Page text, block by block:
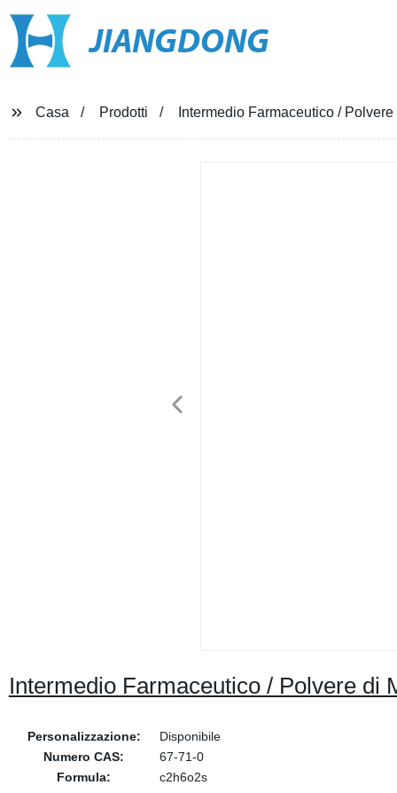
JIANGDONG
Casa Prodotti Intermedio Farmaceutico /
Intermedio Farmaceutico / Polvere di
Personalizzazione:
Disponibile
Numero CAS:
67-71-0
Formula:
c2h6o2s